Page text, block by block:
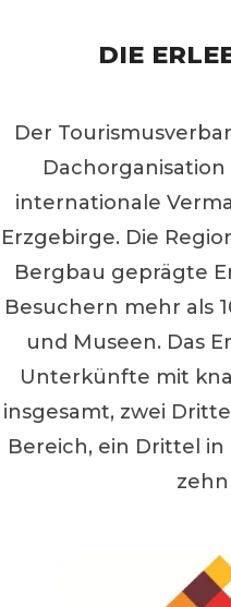
DIE
Der
internationale
Erzgebirge. Die
Bergbau geprägte
Besuchern mehr als
und Museen. Das
Unterkünfte mit
insgesamt, zwei
Bereich, ein Drittel